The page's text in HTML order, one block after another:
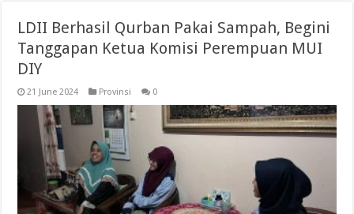
LDII Berhasil Qurban Pakai Sampah, Begini
Tanggapan Ketua Komisi Perempuan MUI
DIY
21 June 2024 Provinsi 0